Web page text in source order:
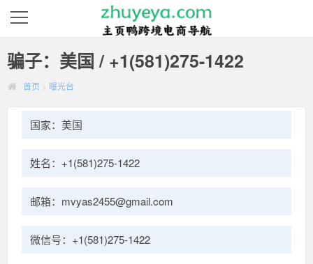
骗子：美国 / +1(581)275-1422
首页 > 曝光台
国家：美国
姓名：+1(581)275-1422
邮箱：mvyas2455@gmail.com
微信号：+1(581)275-1422